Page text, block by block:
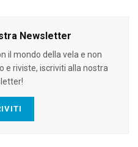
Newsletter
il mondo della vela e non
e riviste, iscriviti alla nostra